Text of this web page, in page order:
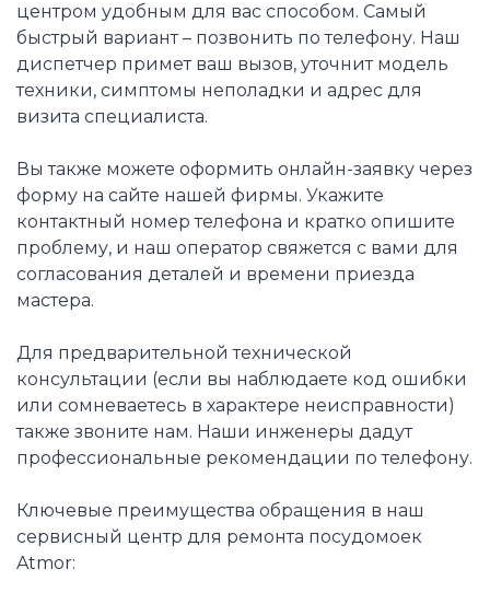
центром удобным для вас способом. Самый
быстрый вариант – позвонить по телефону. Наш
диспетчер примет ваш вызов, уточнит модель
техники, симптомы неполадки и адрес для
визита специалиста.
Вы также можете оформить онлайн-заявку через
форму на сайте нашей фирмы. Укажите
контактный номер телефона и кратко опишите
проблему, и наш оператор свяжется с вами для
согласования деталей и времени приезда
мастера.
Для предварительной технической
консультации (если вы наблюдаете код ошибки
или сомневаетесь в характере неисправности)
также звоните нам. Наши инженеры дадут
профессиональные рекомендации по телефону.
Ключевые преимущества обращения в наш
сервисный центр для ремонта посудомоек
Atmor: